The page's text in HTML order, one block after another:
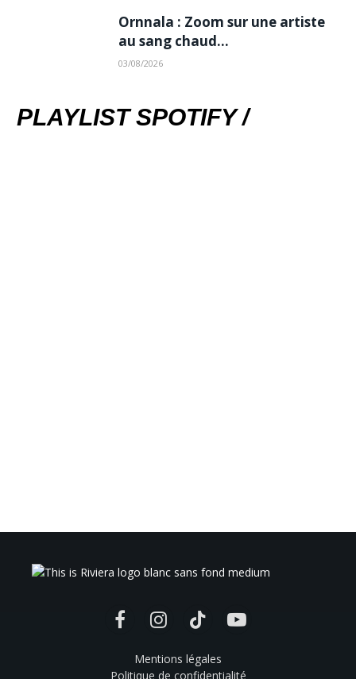
Ornnala : Zoom sur une artiste
au sang chaud…
03/08/2026
PLAYLIST SPOTIFY /
FacebookInstagramTikTok YouTube
Mentions légales
Politique de confidentialité